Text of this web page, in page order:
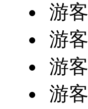
游客
游客
游客
游客